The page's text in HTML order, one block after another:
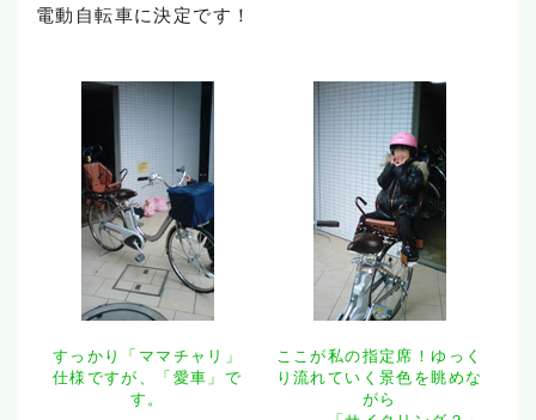
電動自転車に決定です！
すっかり「ママチャリ」
仕様ですが、「愛車」で
す。
ここが私の指定席！ゆっく
り流れていく景色を眺めな
がら